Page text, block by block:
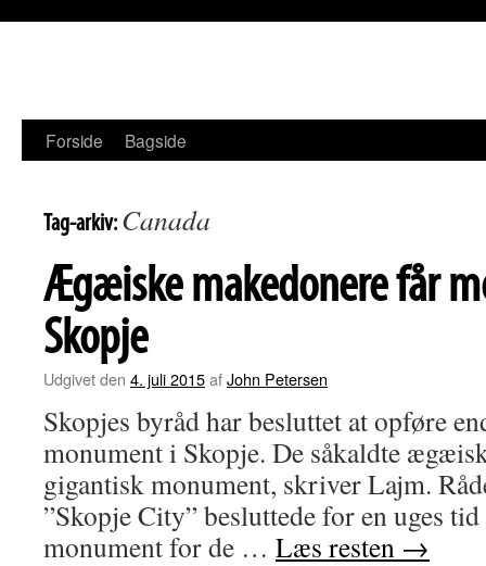
Forside Bagside
Tag-arkiv:Canada
Ægæiske makedonere får
Skopje
Udgivet den 4. juli 2015afJohn Petersen
Skopjes byråd har besluttet at opføre
monument i Skopje. De såkaldte
gigantisk monument, skriver Lajm.
”Skopje City” besluttede for en uges
monument for de … Læs resten →